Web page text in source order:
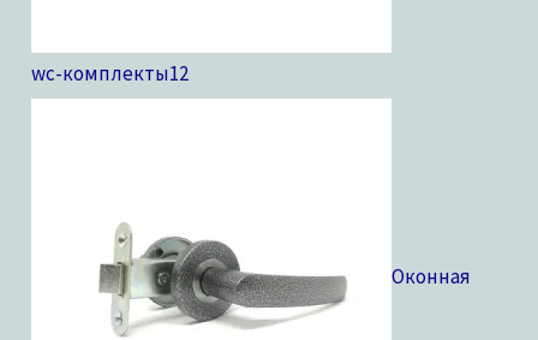
wc-комплекты12
Оконная